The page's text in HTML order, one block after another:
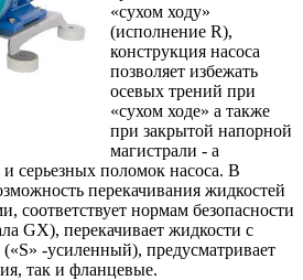
«сухом ходу»
(исполнение R),
конструкция насоса
позволяет избежать
осевых трений при
«сухом ходе» а также
при закрытой напорной
магистрали - а
и серьезных поломок насоса. В
перекачивания жидкостей
соответствует нормам безопасности
GX), перекачивает жидкости с
-усиленный), предусматривает
так и фланцевые.